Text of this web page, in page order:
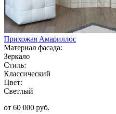
Прихожая Амариллос
Материал фасада:
Зеркало
Стиль:
Классический
Цвет:
Светлый
от 60 000 руб.